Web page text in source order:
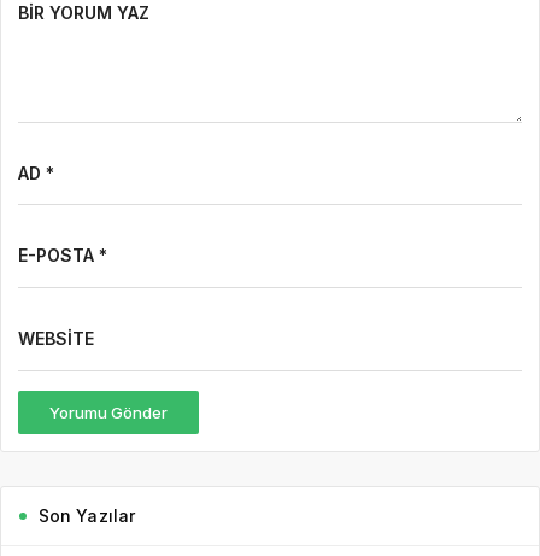
BIR YORUM YAZ
AD *
E-POSTA *
WEBSITE
Yorumu Gönder
Son Yazılar